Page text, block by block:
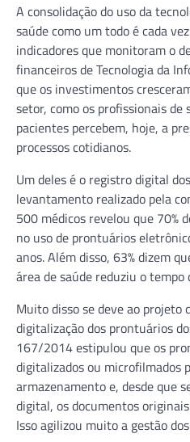
A consolidação do uso da
saúde como um todo é cada
indicadores que monitoram o
financeiros de Tecnologia da
que os investimentos
setor, como os profissionais de
pacientes percebem, hoje, a
processos cotidianos.
Um deles é o registro digital
levantamento realizado pela
500 médicos revelou que 70%
no uso de prontuários
anos. Além disso, 63% dizem
área de saúde reduziu o tempo
Muito disso se deve ao projeto
digitalização dos prontuários
167/2014 estipulou que os
digitalizados ou microfilmados
armazenamento e, desde que
digital, os documentos
Isso agilizou muito a gestão